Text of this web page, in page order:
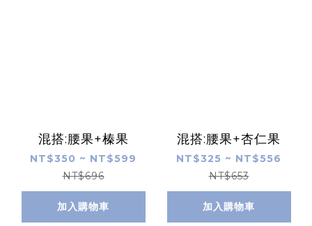
混搭:腰果+榛果
NT$350 ~ NT$599
NT$696
加入購物車
混搭:腰果+杏仁果
NT$325 ~ NT$556
NT$653
加入購物車